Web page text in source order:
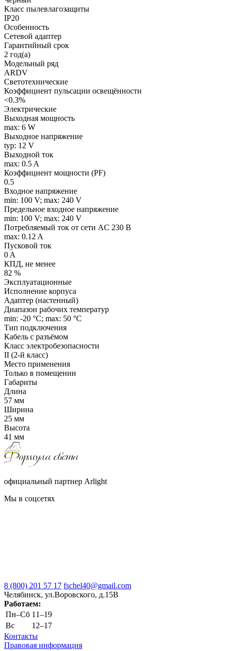
Класс пылевлагозащиты
IP20
Особенность
Сетевой адаптер
Гарантийный срок
2 год(а)
Модельный ряд
ARDV
Светотехнические
Коэффициент пульсации освещённости
<0.3%
Электрические
Выходная мощность
max: 6 W
Выходное напряжение
typ: 12 V
Выходной ток
max: 0.5 A
Коэффициент мощности (PF)
0.5
Входное напряжение
min: 100 V; max: 240 V
Предельное входное напряжение
min: 100 V; max: 240 V
Потребляемый ток от сети AC 230 В
max: 0.12 A
Пусковой ток
0 A
КПД, не менее
82 %
Эксплуатационные
Исполнение корпуса
Адаптер (настенный)
Диапазон рабочих температур
min: -20 °C; max: 50 °C
Тип подключения
Кабель с разъёмом
Класс электробезопасности
II (2-й класс)
Место применения
Только в помещении
Габариты
Длина
57 мм
Ширина
25 мм
Высота
41 мм
официальный партнер Arlight
Мы в соцсетях
8 (800) 201 57 17 fschel40@gmail.com
Челябинск, ул.Воровского, д.15В
Работаем:
Пн–Cб 11–19
Вс
12–17
Контакты
Правовая информация